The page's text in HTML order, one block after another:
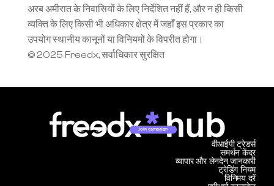
अरब अमीरात के निवासियों के लिए निर्देशित नहीं हैं, और न ही किसी
व्यक्ति के लिए किसी भी अधिकार क्षेत्र में जहाँ इस प्रकार का
उपयोग स्थानीय कानूनों या विनियमों के विपरीत होगा।
© 2025 Freedx, सर्वाधिकार सुरक्षित
Join campaign
समर्थन केंद्र
व्यापार और लेनदेन जानकारी
वीआईपी ट्रेडर्स
ट्रेडिंग नियम
विनिमय दरें